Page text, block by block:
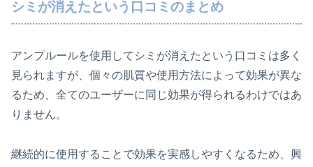
シミが消えたという口コミのまとめ
アンプルールを使用してシミが消えたという口コミは多く
見られますが、個々の肌質や使用方法によって効果が異な
るため、全てのユーザーに同じ効果が得られるわけではあ
りません。
継続的に使用することで効果を実感しやすくなるため、興